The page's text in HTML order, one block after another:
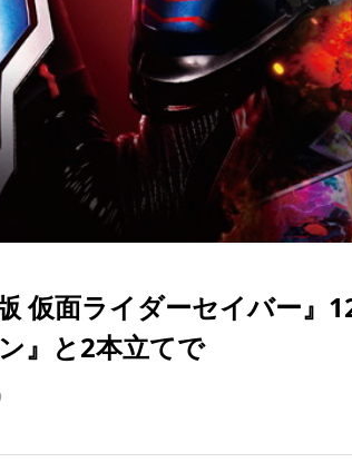
版 仮面ライダーセイバー
』と2本立てで